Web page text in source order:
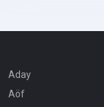
Aday
Aöf